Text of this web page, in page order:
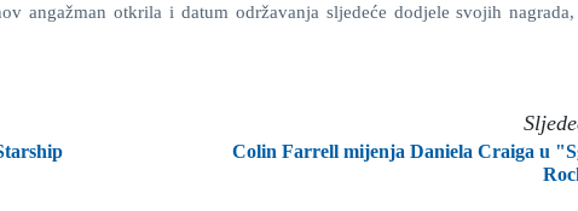
angažman otkrila i datum održavanja sljedeće dodjele svojih
Colin Farrell mijenja Daniela Craiga u